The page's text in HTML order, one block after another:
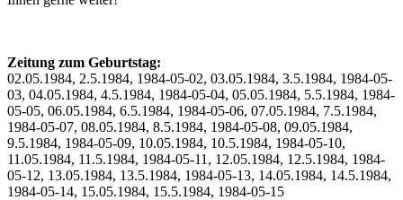
Zeitung zum Geburtstag:
02.05.1984, 2.5.1984, 1984-05-02, 03.05.1984, 3.5.1984, 1984-05-
03, 04.05.1984, 4.5.1984, 1984-05-04, 05.05.1984, 5.5.1984, 1984-
05-05, 06.05.1984, 6.5.1984, 1984-05-06, 07.05.1984, 7.5.1984,
1984-05-07, 08.05.1984, 8.5.1984, 1984-05-08, 09.05.1984,
9.5.1984, 1984-05-09, 10.05.1984, 10.5.1984, 1984-05-10,
11.05.1984, 11.5.1984, 1984-05-11, 12.05.1984, 12.5.1984, 1984-
05-12, 13.05.1984, 13.5.1984, 1984-05-13, 14.05.1984, 14.5.1984,
1984-05-14, 15.05.1984, 15.5.1984, 1984-05-15